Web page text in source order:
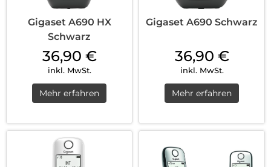
Gigaset A690 HX
Schwarz
36,90 €
inkl. MwSt.
Mehr erfahren
Gigaset A690 Schwarz
36,90 €
inkl. MwSt.
Mehr erfahren